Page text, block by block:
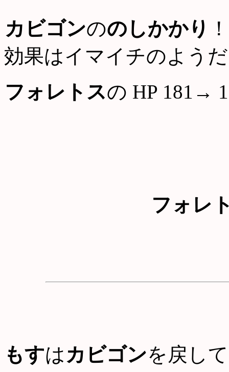
カビゴンののしかかり
！
効果はイマイチのようだ
フォレトスの HP 181→
フォレ
もすは カビゴンを戻して